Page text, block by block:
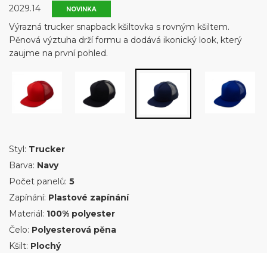
2029.14 NOVINKA
Výrazná trucker snapback kšiltovka s rovným kšiltem.
Pěnová výztuha drží formu a dodává ikonický look, který
zaujme na první pohled.
Styl: Trucker
Barva: Navy
Počet panelů: 5
Zapínání: Plastové zapínání
Materiál: 100% polyester
Čelo: Polyesterová pěna
Kšilt: Plochý